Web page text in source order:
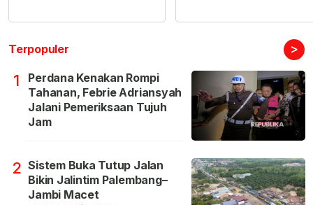
Terpopuler >
1
Perdana Kenakan Rompi
Tahanan, Febrie Adriansyah
Jalani Pemeriksaan Tujuh
Jam
2 Sistem Buka Tutup Jalan
Bikin Jalintim Palembang–
Jambi Macet